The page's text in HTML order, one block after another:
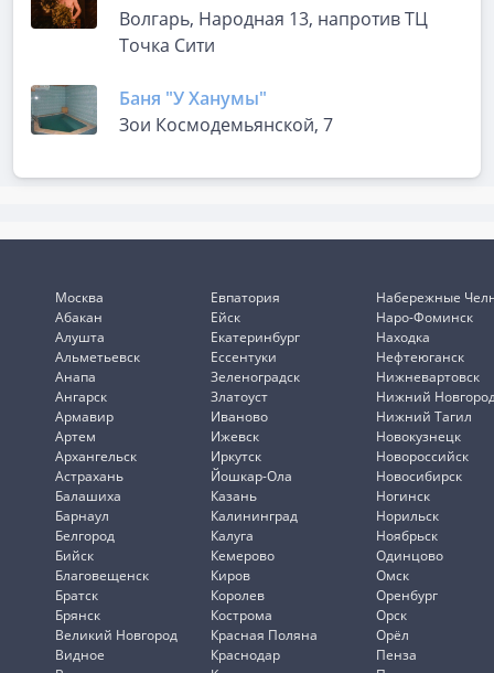
Волгарь, Народная 13, напротив ТЦ
Точка Сити
Баня "У Ханумы"
Зои Космодемьянской, 7
Москва
Абакан
Алушта
Альметьевск
Анапа
Ангарск
Армавир
Артем
Архангельск
Астрахань
Балашиха
Барнаул
Белгород
Бийск
Благовещенск
Братск
Брянск
Великий Новгород
Видное
Евпатория
Ейск
Екатеринбург
Ессентуки
Зеленоградск
Златоуст
Иваново
Ижевск
Иркутск
Йошкар-Ола
Казань
Калининград
Калуга
Кемерово
Киров
Королев
Кострома
Красная Поляна
Краснодар
Набережные
Наро-Фоминск
Находка
Нефтеюганск
Нижневартовск
Нижний
Нижний Тагил
Новокузнецк
Новороссийск
Новосибирск
Ногинск
Норильск
Ноябрьск
Одинцово
Омск
Оренбург
Орск
Орёл
Пенза